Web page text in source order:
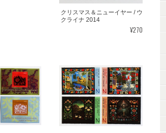
クリスマス＆ニューイヤー / ウ
クライナ 2014
¥270